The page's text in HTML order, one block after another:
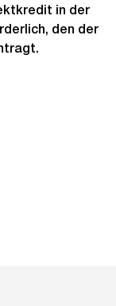
in der
den der